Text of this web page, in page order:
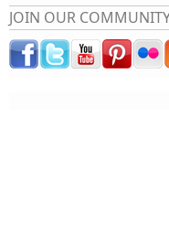
JOIN OUR